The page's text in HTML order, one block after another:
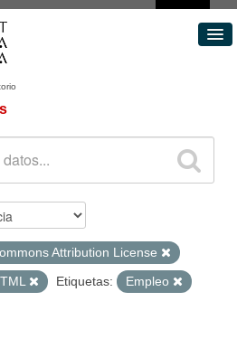
Attribution License
Etiquetas:
Empleo